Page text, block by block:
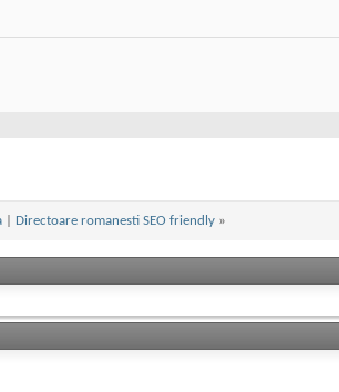
Directoare romanesti SEO friendly »